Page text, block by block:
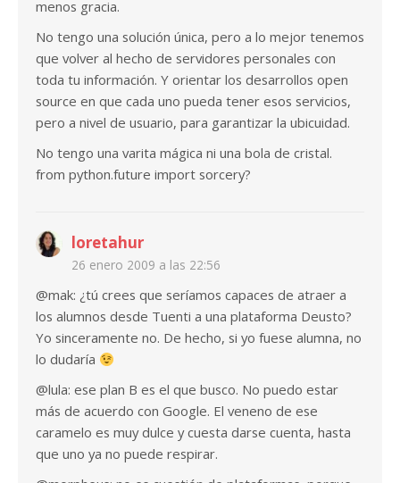
menos gracia.
No tengo una solución única, pero a lo mejor tenemos
que volver al hecho de servidores personales con
toda tu información. Y orientar los desarrollos open
source en que cada uno pueda tener esos servicios,
pero a nivel de usuario, para garantizar la ubicuidad.
No tengo una varita mágica ni una bola de cristal.
from python.future import sorcery?
loretahur
26 enero 2009 a las 22:56
@mak: ¿tú crees que seríamos capaces de atraer a
los alumnos desde Tuenti a una plataforma Deusto?
Yo sinceramente no. De hecho, si yo fuese alumna, no
lo dudaría
@lula: ese plan B es el que busco. No puedo estar
más de acuerdo con Google. El veneno de ese
caramelo es muy dulce y cuesta darse cuenta, hasta
que uno ya no puede respirar.